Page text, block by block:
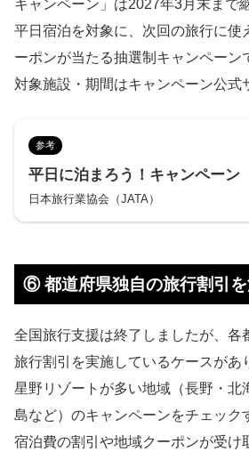
キャンペーン」は2027年3月末まで
平日宿泊を対象に、次回の旅行に使
ーポンが当たる抽選制キャンペーン
対象施設・期間はキャンペーン公式
参考
平日に泊まろう！キャンペーン
日本旅行業協会（JATA）
⑥ 都道府県独自の旅行割引
全国旅行支援は終了しましたが、各
旅行割引を実施しているケースがあ
星野リゾートが多い地域（長野・北
島など）のキャンペーンをチェック
宿泊費の割引や地域クーポンが受け